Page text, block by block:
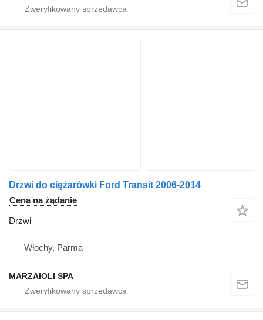
Drzwi do ciężarówki Ford Transit 2006-2014
Cena na żądanie
Drzwi
Włochy, Parma
MARZAIOLI SPA